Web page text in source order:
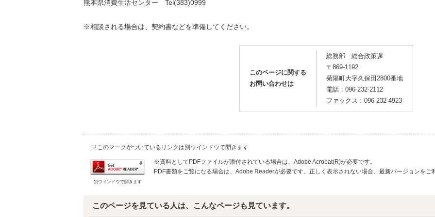
熊本県消費生活センター Tel(383)0999
※相談される場合は、契約書などを準備してください。
このページに関する
お問い合わせは
総務部 総合政策課
〒869-1192
菊陽町大字久保田2800番地
電話：096-232-2112
ファックス：096-232-4923
このマークがついているリンクは別ウインドウで開きます
別ウィンドウで開きます
※資料としてPDFファイルが添付されている場合は、Adobe Acrobat(R)が必要です。
PDF書類をご覧になる場合は、Adobe Readerが必要です。正しく表示されない場合、最新バージョンをご
このページを見ている人は、こんなページも見ています。